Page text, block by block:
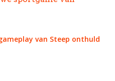
van Steep onthuld